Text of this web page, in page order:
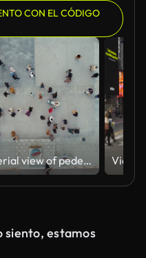
CON EL CÓDIGO
Aerial view of pedestrians walking across
siento, estamos